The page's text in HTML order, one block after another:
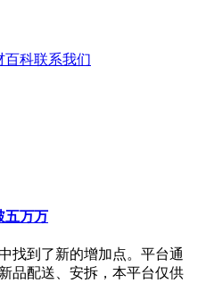
百科联系我们
五万万
找到了新的增加点。平台通
品配送、安拆，本平台仅供